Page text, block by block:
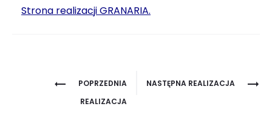
Strona realizacji GRANARIA.
Project
navigation
POPRZEDNIA
REALIZACJA
NASTĘPNA REALIZACJA